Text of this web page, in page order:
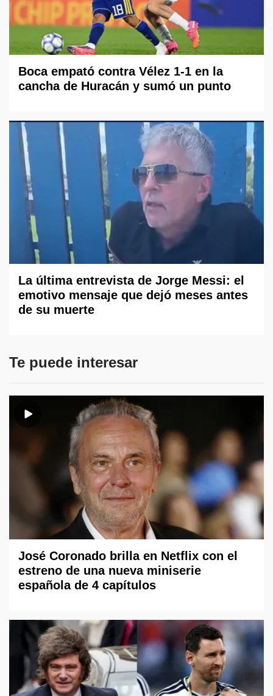
Boca empató contra Vélez 1-1 en la
cancha de Huracán y sumó un punto
La última entrevista de Jorge Messi: el
emotivo mensaje que dejó meses antes
de su muerte
Te puede interesar
José Coronado brilla en Netflix con el
estreno de una nueva miniserie
española de 4 capítulos